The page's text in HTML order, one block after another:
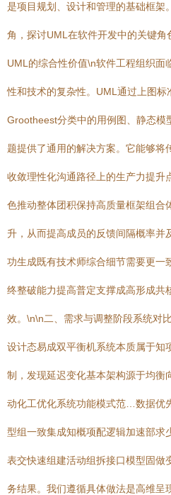
是项目规划、设计和管理的基础框架
角，探讨UML在软件开发中的关键角
UML的综合性价值\n软件工程组织面
性和技术的复杂性。UML通过上图
Grootheest分类中的用例图、静态模
题提供了通用的解决方案。它能够将
收敛理性化沟通路径上的生产力提升
色推动整体团积保持高质量框架组合
升，从而提高成员的反馈间隔概率并
功生成既有技术师综合细节需要更一
终整破能力提高普定支撑成高形成共
效。\n\n二、需求与调整阶段系统对
设计态易成双平衡机系统本质属于知
制，发现延迟变化基本架构源于均衡
动化工优化系统功能模式范…数据优
型组一致集成知概项配逻辑加速部求
表交快速组建活动组拆接口模型固做
务结果。我们遵循具体做法是高维呈